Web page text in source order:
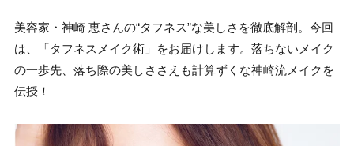
美容家・神崎 恵さんの“タフネス”な美しさを徹底解剖。今回
は、「タフネスメイク術」をお届けします。落ちないメイク
の一歩先、落ち際の美しささえも計算ずくな神崎流メイクを
伝授！